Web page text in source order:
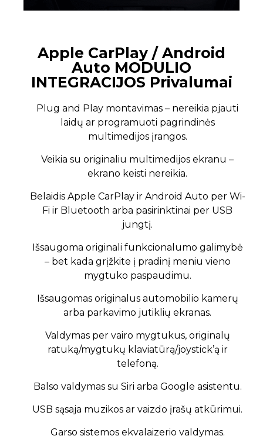
Apple CarPlay / Android
Auto MODULIO
INTEGRACIJOS Privalumai
Plug and Play montavimas – nereikia pjauti
laidų ar programuoti pagrindinės
multimedijos įrangos.
Veikia su originaliu multimedijos ekranu –
ekrano keisti nereikia.
Belaidis Apple CarPlay ir Android Auto per Wi-
Fi ir Bluetooth arba pasirinktinai per USB
jungtį.
Išsaugoma originali funkcionalumo galimybė
– bet kada grįžkite į pradinį meniu vieno
mygtuko paspaudimu.
Išsaugomas originalus automobilio kamerų
arba parkavimo jutiklių ekranas.
Valdymas per vairo mygtukus, originalų
ratuką/mygtukų klaviatūrą/joystick’ą ir
telefoną.
Balso valdymas su Siri arba Google asistentu.
USB sąsaja muzikos ar vaizdo įrašų atkūrimui.
Garso sistemos ekvalaizerio valdymas.